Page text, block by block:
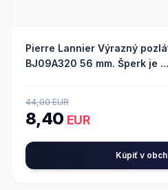
Pierre Lannier Výrazný
BJ09A320 56 mm. Šperk je ...
44,00 EUR
8,40 EUR
Kúpiť v